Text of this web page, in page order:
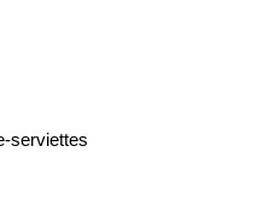
serviettes